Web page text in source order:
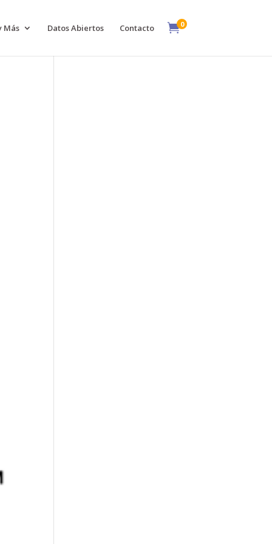
Más Datos Abiertos Contacto 0